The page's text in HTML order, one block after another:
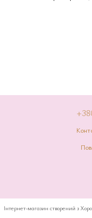
Інтернет-магазин створений з